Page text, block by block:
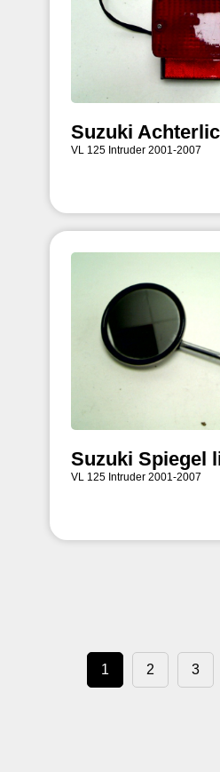
Suzuki
VL 125 Intruder 2001-2007
Suzuki Spiegel
VL 125 Intruder 2001-2007
1 2 3